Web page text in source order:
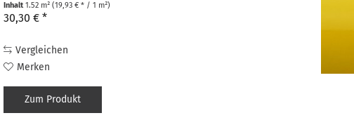
Inhalt1.52 m² (19,93 € * / 1 m²)
30,30 € *
Vergleichen
Merken
Zum Produkt